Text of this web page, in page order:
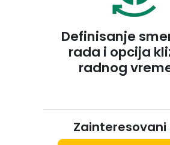
Definisanje
rada i opcija
radnog
Zainteresovani